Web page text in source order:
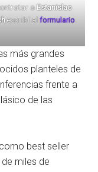
a Estanislao
escribí alformulario
más grandes
planteles de
frente a
de las
best seller
miles de